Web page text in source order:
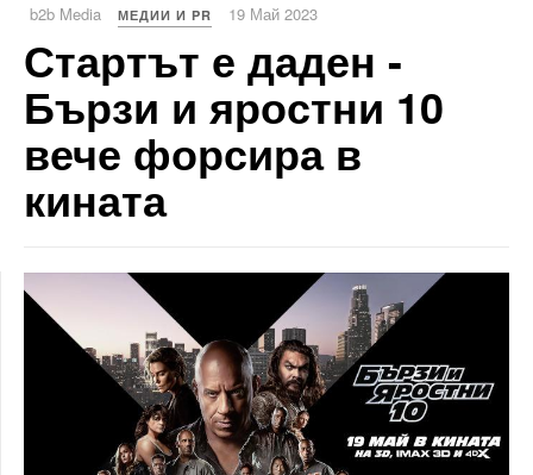
b2b Media МЕДИИ И PR 19 Май 2023
Стартът е даден -
Бързи и яростни 10
вече форсира в
кината